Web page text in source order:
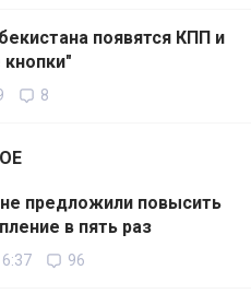
появятся КПП и
8
предложили повысить
в пять раз
96